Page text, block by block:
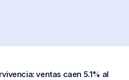
ventas caen 5.1% al